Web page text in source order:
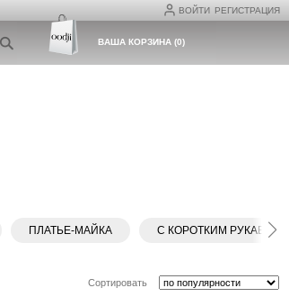
ВОЙТИ РЕГИСТРАЦИЯ
ВАША КОРЗИНА(0)
ПЛАТЬЕ-МАЙКА С КОРОТКИМ РУКАВОМ
Сортировать